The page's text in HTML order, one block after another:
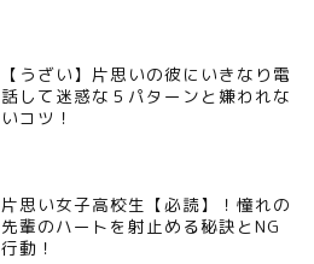
【うざい】片思いの彼にいきなり電
話して迷惑な５パターンと嫌われな
いコツ！
片思い女子高校生【必読】！憧れの
先輩のハートを射止める秘訣とNG
行動！